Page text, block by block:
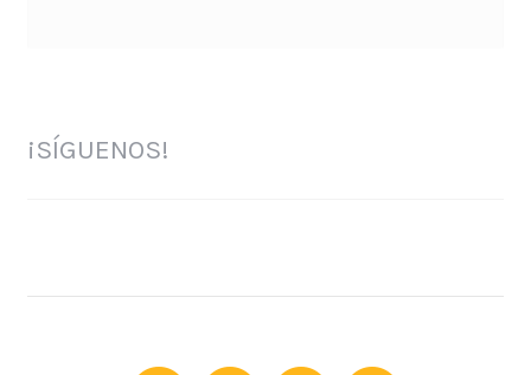
¡SÍGUENOS!